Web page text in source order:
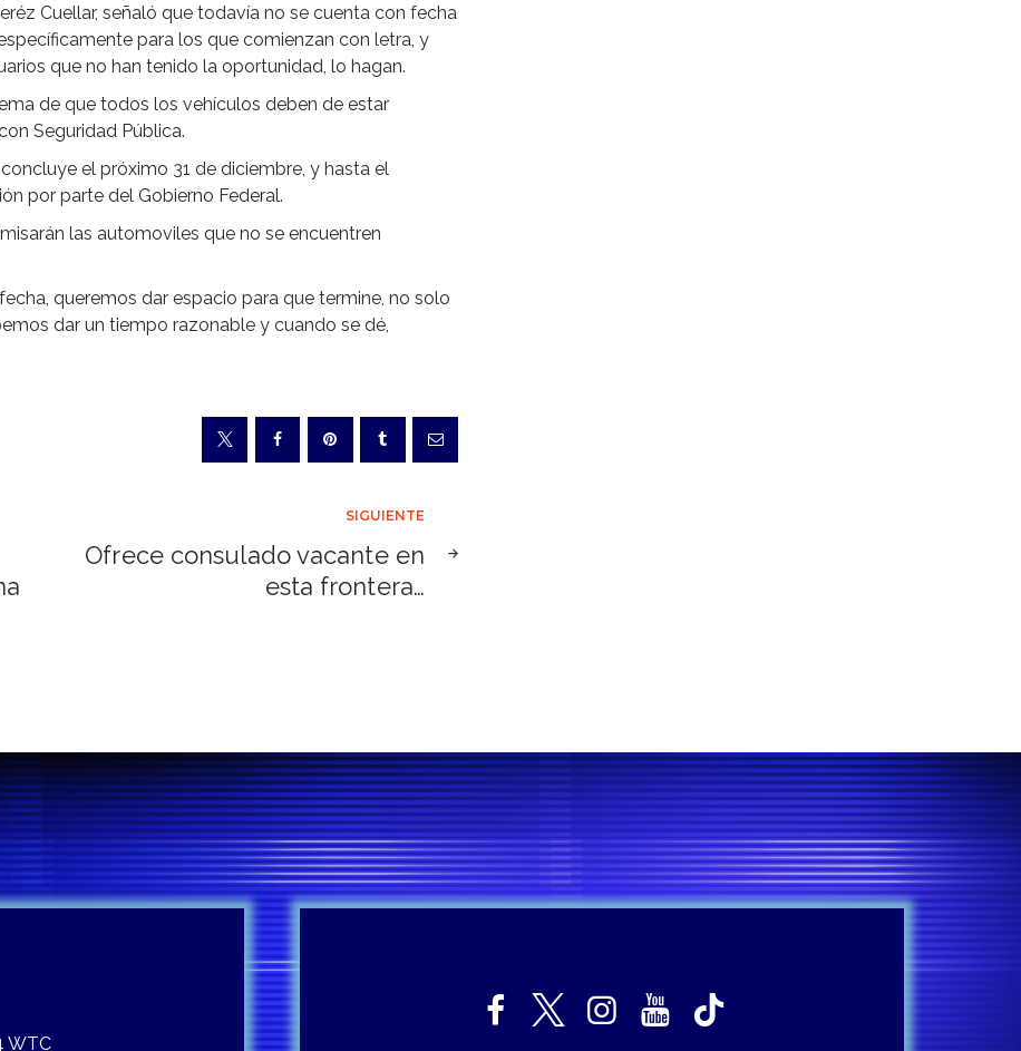
Cuellar, señaló que todavía no se cuenta con fecha
para los que comienzan con letra, y
que no han tenido la oportunidad, lo hagan.
de que todos los vehículos deben de estar
Seguridad Pública.
el próximo 31 de diciembre, y hasta el
por parte del Gobierno Federal.
las automoviles que no se encuentren
queremos dar espacio para que termine, no solo
dar un tiempo razonable y cuando se dé,
SIGUIENTE
Ofrece consulado vacante en
esta frontera…
WTC